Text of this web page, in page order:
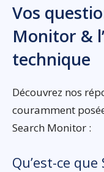
Vos
Monitor &
technique
Découvrez nos
couramment
Search Monitor :
Qu’est-ce